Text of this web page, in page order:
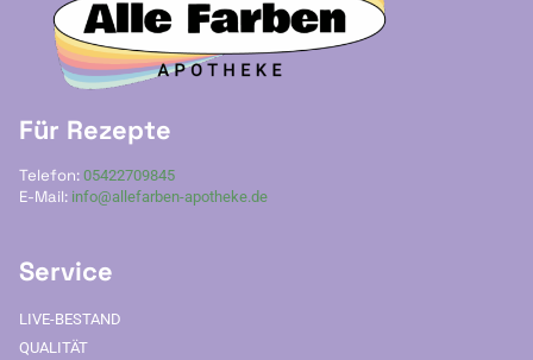
Für Rezepte
Telefon: 05422709845
E-Mail: info@allefarben-apotheke.de
Service
LIVE-BESTAND
QUALITÄT